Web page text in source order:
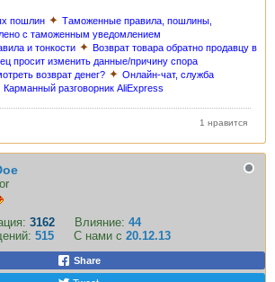
пошлин ✦ Таможенные правила, пошлины,
с таможенным уведомлением
и тонкости ✦ Возврат товара обратно продавцу в
просит изменить данные/причину спора
возврат денег? ✦ Онлайн-чат, служба
Карманный разговорник AliExpress
1 нравится
3162 Влияние: 44
515 С нами с 20.12.13
Share